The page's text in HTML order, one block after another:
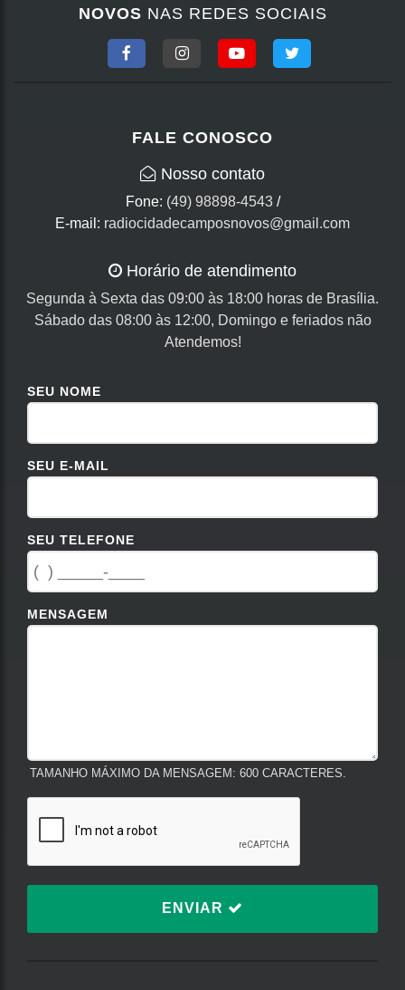
NOVOS NAS REDES SOCIAIS
FALE CONOSCO
Nosso contato
Fone: (49) 98898-4543/
E-mail: radiocidadecamposnovos@gmail.com
Horário de atendimento
Segunda à Sexta das 09:00 às 18:00 horas de Brasília.
Sábado das 08:00 às 12:00, Domingo e feriados não
Atendemos!
SEU NOME
SEU E-MAIL
SEU TELEFONE
MENSAGEM
TAMANHO MÁXIMO DA MENSAGEM: 600 CARACTERES.
ENVIAR